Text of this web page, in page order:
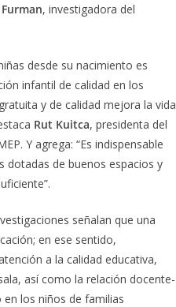
, investigadora del
desde su nacimiento es
infantil de calidad en los
y de calidad mejora la vida
Rut Kuitca, presidenta del
Y agrega: “Es indispensable
dotadas de buenos espacios y
señalan que una
en ese sentido,
a la calidad educativa,
así como la relación docente-
los niños de familias